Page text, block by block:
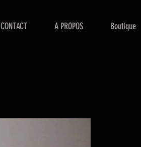
CONTACT A PROPOS Boutique